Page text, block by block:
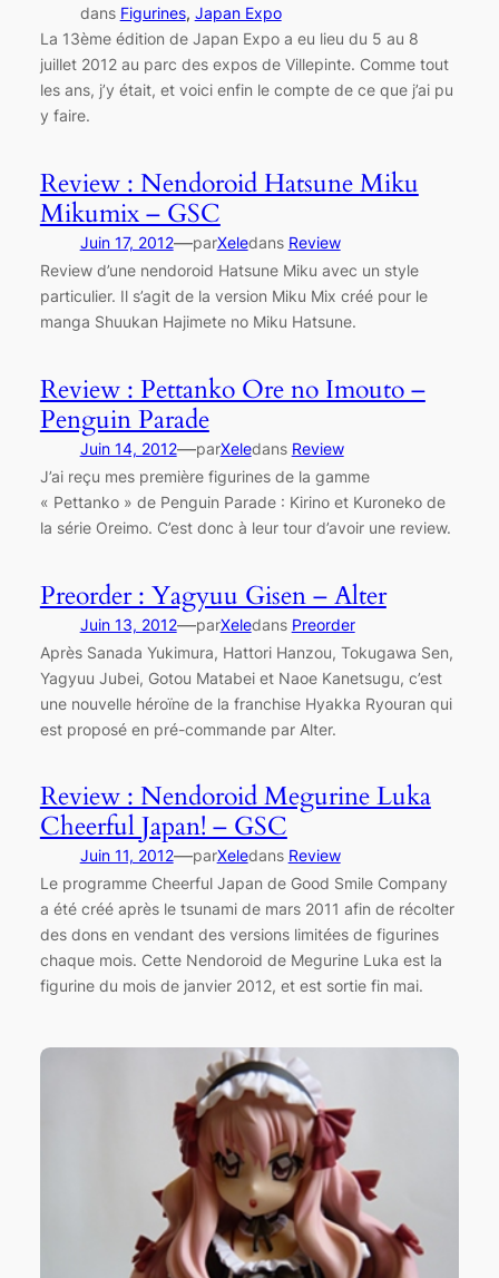
dans Figurines, Japan Expo
La 13ème édition de Japan Expo a eu lieu du 5 au 8
juillet 2012 au parc des expos de Villepinte. Comme tout
les ans, j’y était, et voici enfin le compte de ce que j’ai pu
y faire.
Review : Nendoroid Hatsune Miku
Mikumix – GSC
Juin 17, 2012—parXeledans Review
Review d’une nendoroid Hatsune Miku avec un style
particulier. Il s’agit de la version Miku Mix créé pour le
manga Shuukan Hajimete no Miku Hatsune.
Review : Pettanko Ore no Imouto –
Penguin Parade
Juin 14, 2012—parXeledans Review
J’ai reçu mes première figurines de la gamme
« Pettanko » de Penguin Parade : Kirino et Kuroneko de
la série Oreimo. C’est donc à leur tour d’avoir une review.
Preorder : Yagyuu Gisen – Alter
Juin 13, 2012—parXeledans Preorder
Après Sanada Yukimura, Hattori Hanzou, Tokugawa Sen,
Yagyuu Jubei, Gotou Matabei et Naoe Kanetsugu, c’est
une nouvelle héroïne de la franchise Hyakka Ryouran qui
est proposé en pré-commande par Alter.
Review : Nendoroid Megurine Luka
Cheerful Japan! – GSC
Juin 11, 2012—parXeledans Review
Le programme Cheerful Japan de Good Smile Company
a été créé après le tsunami de mars 2011 afin de récolter
des dons en vendant des versions limitées de figurines
chaque mois. Cette Nendoroid de Megurine Luka est la
figurine du mois de janvier 2012, et est sortie fin mai.